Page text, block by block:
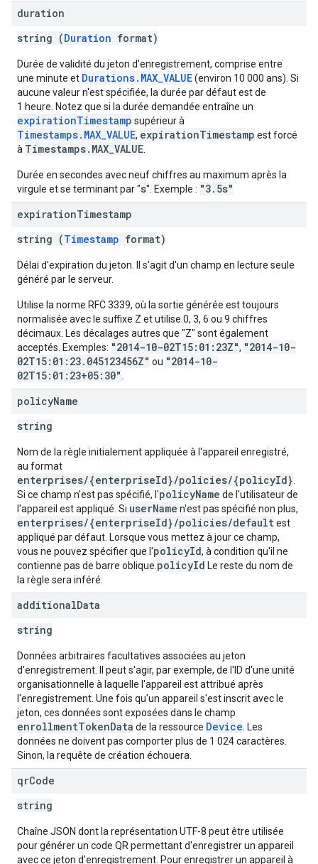
duration
string (Duration format)
Durée de validité du jeton d'enregistrement, comprise entre
une minute et Durations.MAX_VALUE(environ 10 000 ans). Si
aucune valeur n'est spécifiée, la durée par défaut est de
1 heure. Notez que si la durée demandée entraîne un
expirationTimestamp supérieur à
Timestamps.MAX_VALUE, expirationTimestamp est forcé
à Timestamps.MAX_VALUE
Durée en secondes avec neuf chiffres au maximum après la
virgule et se terminant par "s". Exemple : "3.5s"
expirationTimestamp
string (Timestamp format)
Délai d'expiration du jeton. Il s'agit d'un champ en lecture seule
généré par le serveur.
Utilise la norme RFC 3339, où la sortie générée est toujours
normalisée avec le suffixe Z et utilise 0, 3, 6 ou 9 chiffres
décimaux. Les décalages autres que "Z" sont également
acceptés. Exemples: "2014-10-02T15:01:23Z", "2014-10-
02T15:01:23.045123456Z" ou "2014-10-
02T15:01:23+05:30"
policyName
string
Nom de la règle initialement appliquée à l'appareil enregistré,
au format
enterprises/{enterpriseId}/policies/{policyId}
Si ce champ n'est pas spécifié, l'policyName de l'utilisateur de
l'appareil est appliqué. Si userName n'est pas spécifié non plus,
enterprises/{enterpriseId}/policies/defaultest
appliqué par défaut. Lorsque vous mettez à jour ce champ,
vous ne pouvez spécifier que l'policyId, à condition qu'il ne
contienne pas de barre oblique. policyId Le reste du nom de
la règle sera inféré.
additionalData
string
Données arbitraires facultatives associées au jeton
d'enregistrement. Il peut s'agir, par exemple, de l'ID d'une unité
organisationnelle à laquelle l'appareil est attribué après
l'enregistrement. Une fois qu'un appareil s'est inscrit avec le
jeton, ces données sont exposées dans le champ
enrollmentTokenData de la ressource Device . Les
données ne doivent pas comporter plus de 1 024 caractères.
Sinon, la requête de création échouera.
qrCode
string
Chaîne JSON dont la représentation UTF-8 peut être utilisée
pour générer un code QR permettant d'enregistrer un appareil
avec ce jeton d'enregistrement. Pour enregistrer un appareil à